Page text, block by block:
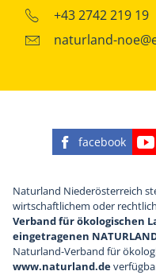
+43 2742 219 19
naturland-
Finden Sie
facebook
Naturland Niederösterreich
wirtschaftlichem oder
Verband für ökologischen
eingetragenen
Naturland-Verband für
www.naturland.de